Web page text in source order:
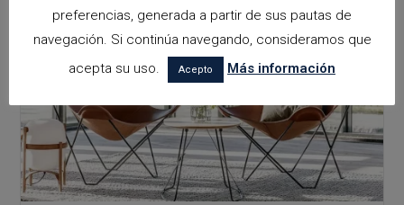
La
Arquitectura
Viva
preferencias, generada a partir de sus pautas de
navegación. Si continúa navegando, consideramos que
acepta su uso.
Acepto Más información